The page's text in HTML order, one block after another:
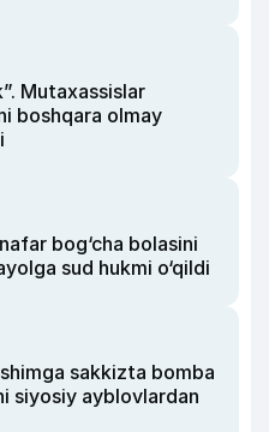
Mutaxassislar
boshqara olmay
bog‘cha bolasini
sud hukmi o‘qildi
sakkizta bomba
siyosiy ayblovlardan